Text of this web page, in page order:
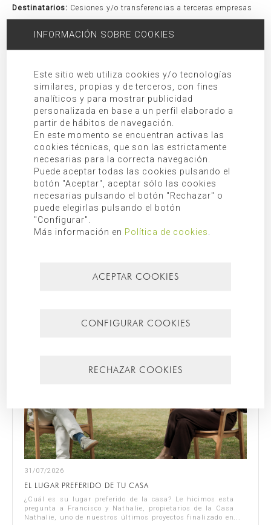
Destinatarios: Cesiones y/o transferencias a terceras empresas
Derechos:Acceso, rectificación, oposición, limitación, así como
Información adicional: Puede consultar información adicional en
nuestrapolítica de privacidad .
BUSCAR
CATEGORÍAS
Diario de obra
Más leídos
31/07/2026
EL LUGAR PREFERIDO DE TU CASA
¿Cuál es su lugar preferido de la casa? Le hicimos esta
pregunta a Francisco y Nathalie, propietarios de la Casa
Nathalie, uno de nuestros últimos proyectos finalizado en
INFORMACIÓN SOBRE COOKIES
Este sitio web utiliza cookies y/o tecnologías
similares, propias y de terceros, con fines
analíticos y para mostrar publicidad
personalizada en base a un perfil elaborado a
partir de hábitos de navegación.
En este momento se encuentran activas las
cookies técnicas, que son las estrictamente
necesarias para la correcta navegación.
Puede aceptar todas las cookies pulsando el
botón "Aceptar", aceptar sólo las cookies
necesarias pulsando el botón "Rechazar" o
puede elegirlas pulsando el botón
"Configurar".
Más información en Política de cookies
ACEPTAR COOKIES
CONFIGURAR COOKIES
RECHAZAR COOKIES